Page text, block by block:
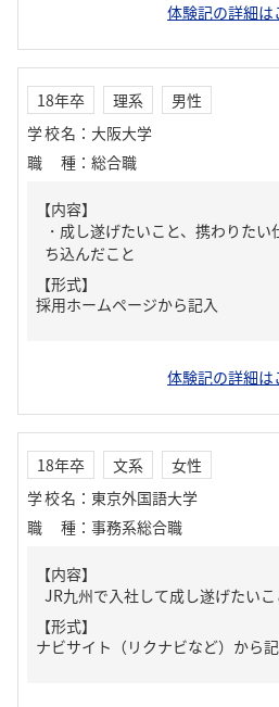
体験記の詳細は
18年卒 理系
男性
学校名 ： 大阪大学
職種 ： 総合職
【内容】
・成し遂げたいこと、携わりた
ち込んだこと
【形式】
採用ホームページから記入
体験記の詳細は
18年卒 文系
女性
学校名 ： 東京外国語大学
職種 ： 事務系総合職
【内容】
JR九州で入社して成し遂げたい
【形式】
ナビサイト（リクナビなど）から